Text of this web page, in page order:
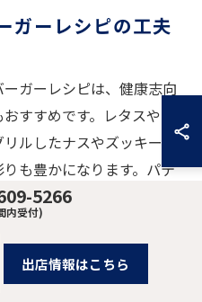
ガーレシピの工夫
ガーレシピは、健康志向
すすめです。レタスやト
ルしたナスやズッキー
も豊かになります。パテ
とで、ふんわりとした食
。
、レモン汁を使ったさっ
ます。野菜の水分でバン
5266
内受付)
出店情報はこちら